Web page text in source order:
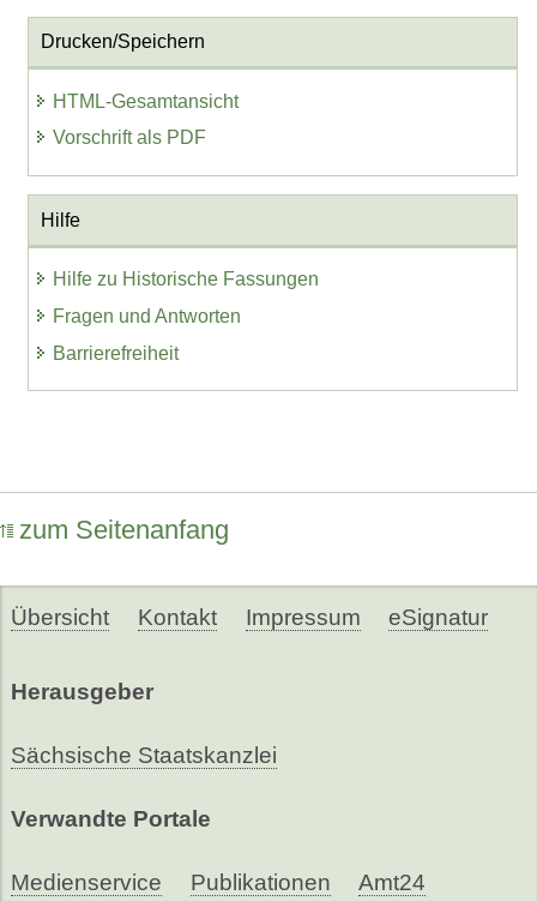
Drucken/Speichern
HTML-Gesamtansicht
Vorschrift als PDF
Hilfe
Hilfe zu Historische Fassungen
Fragen und Antworten
Barrierefreiheit
zum Seitenanfang
Übersicht Kontakt Impressum eSignatur
Herausgeber
Sächsische Staatskanzlei
Verwandte Portale
Medienservice Publikationen Amt24